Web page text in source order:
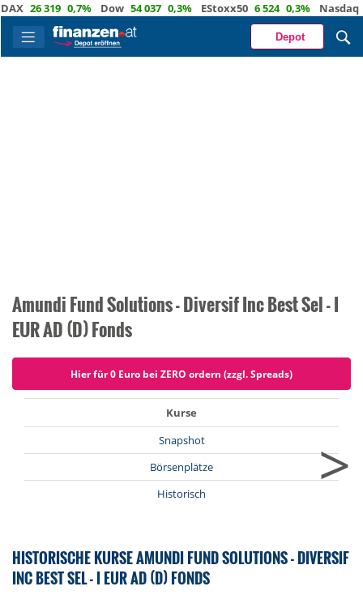
26 319 0,7% Dow 54 037 0,3% EStoxx50 6 524 0,3% Nasdaq
Depot
Amundi Fund Solutions - Diversif Inc Best Sel - I
EUR AD (D) Fonds
Hier für 0 Euro bei ZERO ordern (zzgl. Spreads)
Kurse
Snapshot
Börsenplätze
Historisch
>
HISTORISCHE KURSE AMUNDI FUND SOLUTIONS - DIVERSIF
INC BEST SEL - I EUR AD (D) FONDS